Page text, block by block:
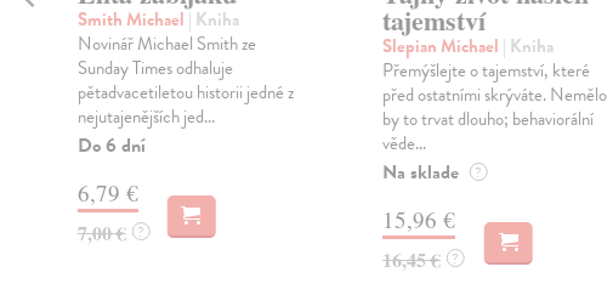
Smith Michael | Kniha
Novinář Michael Smith ze
Sunday Times odhaluje
pětadvacetiletou historii jedné z
nejutajenějších jed...
Do 6 dní
6,79 €
7,00 € ?
tajemství
Slepian Michael | Kniha
Přemýšlejte o tajemství, které
před ostatními skrýváte. Nemělo
by to trvat dlouho; behaviorální
věde...
Na sklade ?
15,96 €
16,45 € ?